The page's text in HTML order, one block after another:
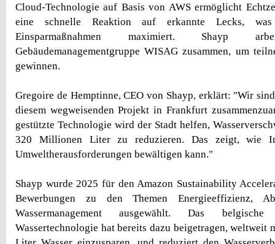
Cloud-Technologie auf Basis von AWS ermöglicht
eine schnelle Reaktion auf erkannte Lecks,
Einsparmaßnahmen maximiert. Shayp
Gebäudemanagementgruppe WISAG zusammen, um
gewinnen.
Gregoire de Hemptinne, CEO von Shayp, erklärt: "Wir
diesem wegweisenden Projekt in Frankfurt
gestützte Technologie wird der Stadt helfen,
320 Millionen Liter zu reduzieren. Das zeigt, wie
Umweltherausforderungen bewältigen kann."
Shayp wurde 2025 für den Amazon Sustainability
Bewerbungen zu den Themen Energieeffizienz,
Wassermanagement ausgewählt. Das
Wassertechnologie hat bereits dazu beigetragen, weltweit